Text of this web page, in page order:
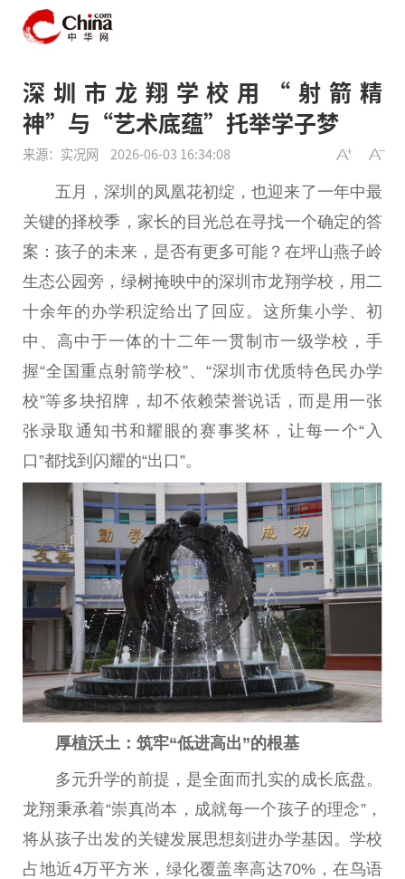
深圳市龙翔学校用“射箭精
神”与“艺术底蕴”托举学子梦
来源：实况网 2026-06-03 16:34:08
五月，深圳的凤凰花初绽，也迎来了一年中最
关键的择校季，家长的目光总在寻找一个确定的答
案：孩子的未来，是否有更多可能？在坪山燕子岭
生态公园旁，绿树掩映中的深圳市龙翔学校，用二
十余年的办学积淀给出了回应。这所集小学、初
中、高中于一体的十二年一贯制市一级学校，手
握“全国重点射箭学校”、“深圳市优质特色民办学
校”等多块招牌，却不依赖荣誉说话，而是用一张
张录取通知书和耀眼的赛事奖杯，让每一个“入
口”都找到闪耀的“出口”。
厚植沃土：筑牢“低进高出”的根基
多元升学的前提，是全面而扎实的成长底盘。
龙翔秉承着“崇真尚本，成就每一个孩子的理念”，
将从孩子出发的关键发展思想刻进办学基因。学校
占地近4万平方米，绿化覆盖率高达70%，在鸟语